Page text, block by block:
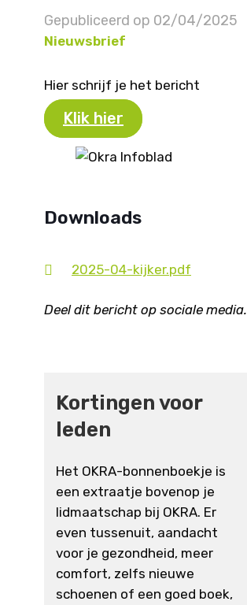
Gepubliceerd op 02/04/2025
Nieuwsbrief
Hier schrijf je het bericht
Klik hier
Downloads
2025-04-kijker.pdf
Deel dit bericht op sociale media.
Kortingen voor
leden
Het OKRA-bonnenboekje is
een extraatje bovenop je
lidmaatschap bij OKRA. Er
even tussenuit, aandacht
voor je gezondheid, meer
comfort, zelfs nieuwe
schoenen of een goed boek,